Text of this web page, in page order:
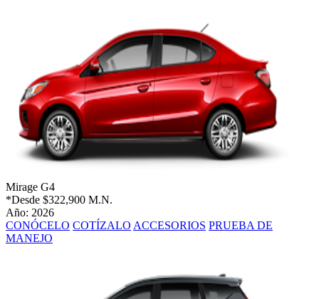
Mirage G4
*Desde $322,900 M.N.
Año: 2026
CONÓCELO COTÍZALO ACCESORIOS PRUEBA DE
MANEJO